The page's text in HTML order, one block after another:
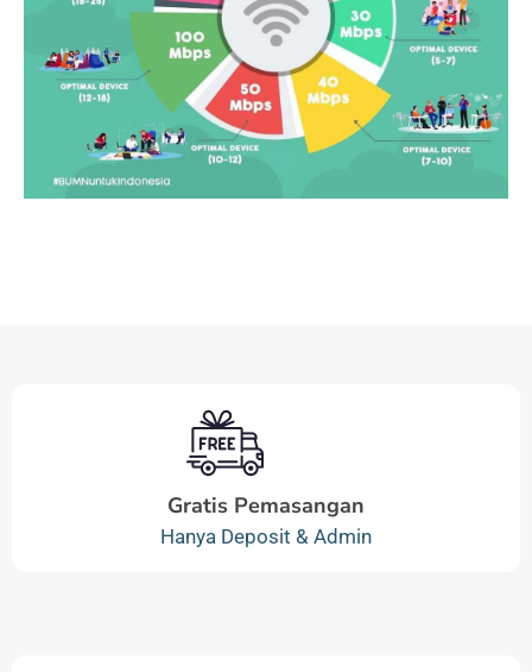
Gratis Pemasangan
Hanya Deposit & Admin